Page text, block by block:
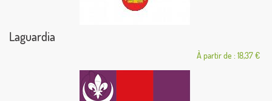
Laguardia
À partir de : 18,37 €